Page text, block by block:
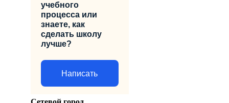
учебного
процесса или
знаете, как
сделать школу
лучше?
Написать